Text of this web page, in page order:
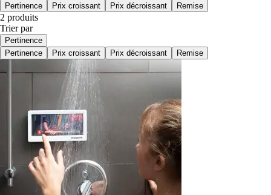
Pertinence
Prix croissant Prix décroissant Remise
2 produits
Trier par
Pertinence
Pertinence
Prix croissant Prix décroissant Remise